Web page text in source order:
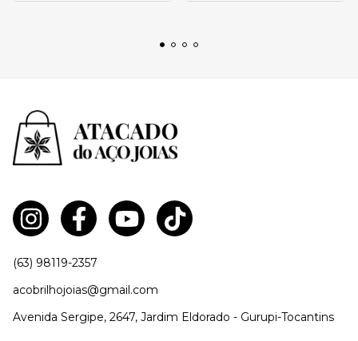
(63) 98119-2357
acobrilhojoias@gmail.com
Avenida Sergipe, 2647, Jardim Eldorado - Gurupi-Tocantins